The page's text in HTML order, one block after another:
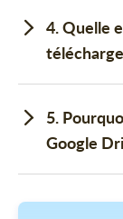
4. Quelle
5.
Google